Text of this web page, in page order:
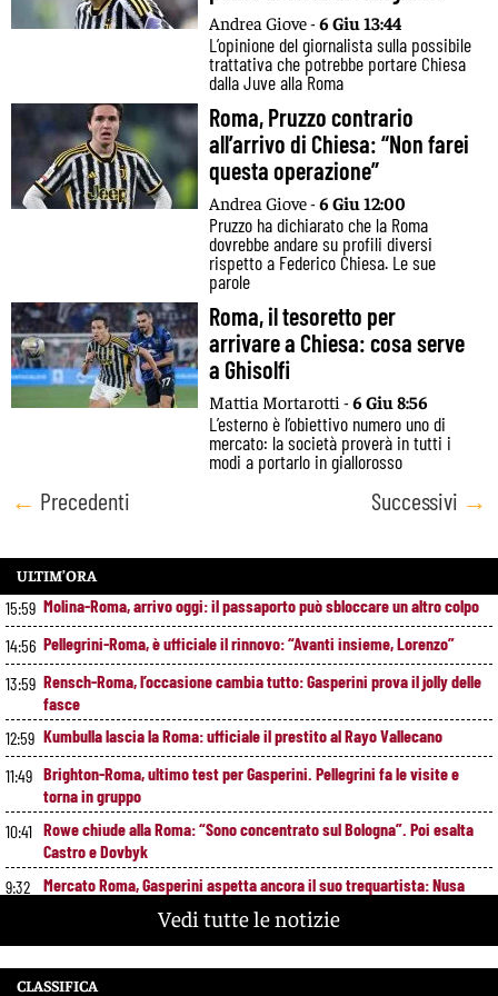
Andrea Giove -6 Giu 13:44
L’opinione del giornalista sulla possibile
trattativa che potrebbe portare Chiesa
dalla Juve alla Roma
Roma, Pruzzo contrario
all’arrivo di Chiesa: “Non farei
questa operazione”
Andrea Giove -6 Giu 12:00
Pruzzo ha dichiarato che la Roma
dovrebbe andare su profili diversi
rispetto a Federico Chiesa. Le sue
parole
Roma, il tesoretto per
arrivare a Chiesa: cosa serve
a Ghisolfi
Mattia Mortarotti -6 Giu 8:56
L’esterno è l’obiettivo numero uno di
mercato: la società proverà in tutti i
modi a portarlo in giallorosso
Posts
navigation
← Precedenti Successivi →
ULTIM’ORA
15:59 Molina-Roma, arrivo oggi: il passaporto può sbloccare un altro colpo
14:56 Pellegrini-Roma, è ufficiale il rinnovo: “Avanti insieme, Lorenzo”
13:59 Rensch-Roma, l’occasione cambia tutto: Gasperini prova il jolly delle
fasce
12:59 Kumbulla lascia la Roma: ufficiale il prestito al Rayo Vallecano
11:49 Brighton-Roma, ultimo test per Gasperini. Pellegrini fa le visite e
torna in gruppo
10:41 Rowe chiude alla Roma: “Sono concentrato sul Bologna”. Poi esalta
Castro e Dovbyk
9:32
Mercato Roma, Gasperini aspetta ancora il suo trequartista: Nusa
Vedi tutte le notizie
CLASSIFICA